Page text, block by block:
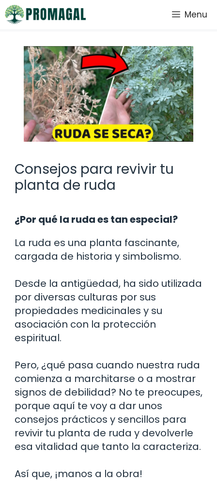
Saltar
al
Menu
Consejos para revivir tu
planta de ruda
¿Por qué la ruda es tan especial?
La ruda es una planta fascinante,
cargada de historia y simbolismo.
Desde la antigüedad, ha sido utilizada
por diversas culturas por sus
propiedades medicinales y su
asociación con la protección
espiritual.
Pero, ¿qué pasa cuando nuestra ruda
comienza a marchitarse o a mostrar
signos de debilidad? No te preocupes,
porque aquí te voy a dar unos
consejos prácticos y sencillos para
revivir tu planta de ruda y devolverle
esa vitalidad que tanto la caracteriza.
Así que, ¡manos a la obra!